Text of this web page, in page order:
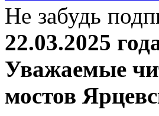
Не забудь
22.03.2025
Уважаемые
мостов